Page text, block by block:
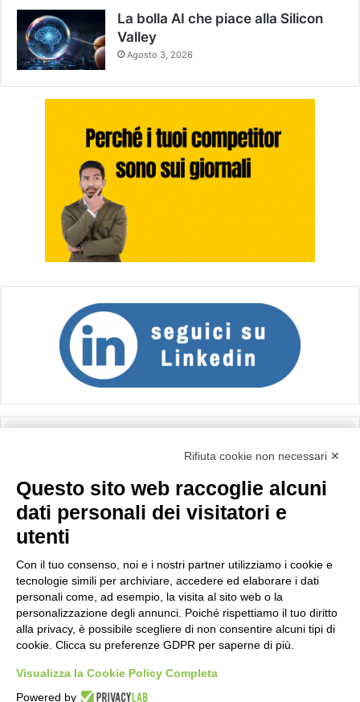
La bolla AI che piace alla Silicon
Valley
Agosto 3, 2026
Importo netto (€):
Calcola
Scorporo IVA
Rifiuta cookie non necessari ✕
Questo sito web raccoglie alcuni
dati personali dei visitatori e
utenti
Con il tuo consenso, noi e i nostri partner utilizziamo i cookie e
tecnologie simili per archiviare, accedere ed elaborare i dati
personali come, ad esempio, la visita al sito web o la
personalizzazione degli annunci. Poiché rispettiamo il tuo diritto
alla privacy, è possibile scegliere di non consentire alcuni tipi di
cookie. Clicca su preferenze GDPR per saperne di più.
Visualizza la Cookie Policy Completa
Powered by